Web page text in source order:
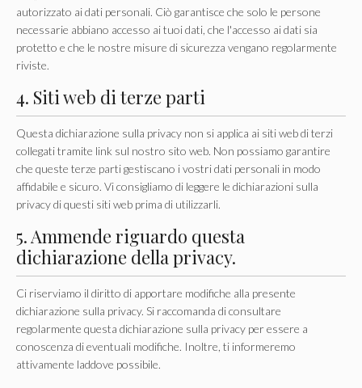
autorizzato ai dati personali. Ciò garantisce che solo le persone
necessarie abbiano accesso ai tuoi dati, che l'accesso ai dati sia
protetto e che le nostre misure di sicurezza vengano regolarmente
riviste.
4. Siti web di terze parti
Questa dichiarazione sulla privacy non si applica ai siti web di terzi
collegati tramite link sul nostro sito web. Non possiamo garantire
che queste terze parti gestiscano i vostri dati personali in modo
affidabile e sicuro. Vi consigliamo di leggere le dichiarazioni sulla
privacy di questi siti web prima di utilizzarli.
5. Ammende riguardo questa
dichiarazione della privacy.
Ci riserviamo il diritto di apportare modifiche alla presente
dichiarazione sulla privacy. Si raccomanda di consultare
regolarmente questa dichiarazione sulla privacy per essere a
conoscenza di eventuali modifiche. Inoltre, ti informeremo
attivamente laddove possibile.